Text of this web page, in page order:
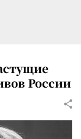
России